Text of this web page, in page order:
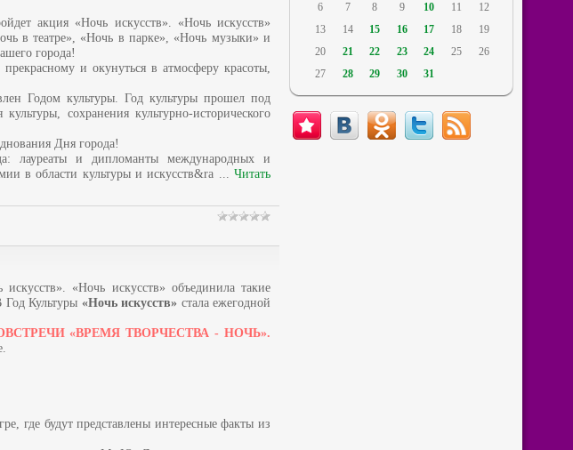
акция «Ночь искусств». «Ночь искусств»
в театре», «Ночь в парке», «Ночь музыки» и
города!
и окунуться в атмосферу красоты,
Годом культуры. Год культуры прошел под
сохранения культурно-исторического
Дня города!
лауреаты и дипломанты международных и
в области культуры и искусств&ra ... Читать
«Ночь искусств» объединила такие
Культуры «Ночь искусств» стала ежегодной
«ВРЕМЯ ТВОРЧЕСТВА - НОЧЬ».
где будут представлены интересные факты из
6
7 8 9 10 11
12
13
14 15 16 17 18
19
20
21 22 23 24 25
26
27
28 29 30 31